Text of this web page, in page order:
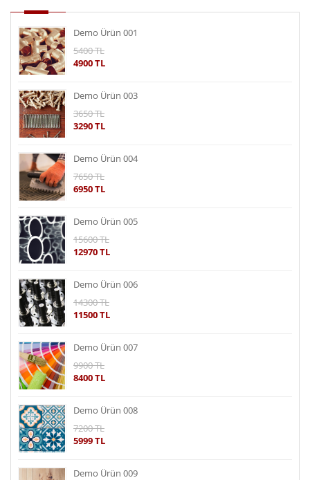
Demo Ürün 001
5400 TL
4900 TL
Demo Ürün 003
3650 TL
3290 TL
Demo Ürün 004
7650 TL
6950 TL
Demo Ürün 005
15600 TL
12970 TL
Demo Ürün 006
14300 TL
11500 TL
Demo Ürün 007
9900 TL
8400 TL
Demo Ürün 008
7200 TL
5999 TL
Demo Ürün 009